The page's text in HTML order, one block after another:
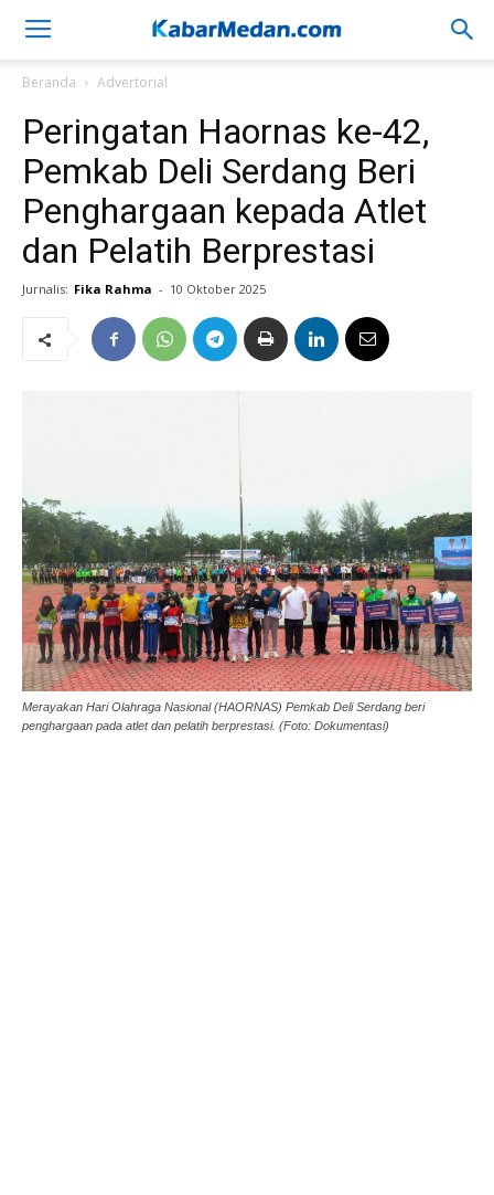
Beranda Advertorial
Peringatan Haornas ke-42,
Pemkab Deli Serdang Beri
Penghargaan kepada Atlet
dan Pelatih Berprestasi
Jurnalis: Fika Rahma - 10 Oktober 2025
Merayakan Hari Olahraga Nasional (HAORNAS) Pemkab Deli Serdang beri
penghargaan pada atlet dan pelatih berprestasi. (Foto: Dokumentasi)